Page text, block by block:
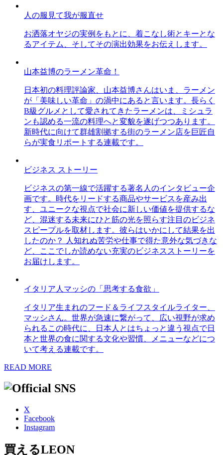
人の服見て我が服直せ
お洒落オヤジの実例をもとに、着こなし術とキーとな
るアイテム、そしてその演出効果をお伝えします。
山本益博のラーメン革命！
日本初の料理評論家、山本益博さんはいま、ラーメン
が「美味しい革命」の渦中にあると言います。長らく
B級グルメとして愛されてきたラーメンは、ミシュラ
ンも認める一流の料理へと変貌を遂げつつあります。
新時代に向けて群雄割拠する街のラーメン店を巨匠自
らが実食リポートする連載です。
ビジネス ストーリー
ビジネスの第一線で活躍する著名人のインタビュー企
画です。時代をリードする商品やサービスを産み出
す、ユニークな視点で社会に新しい価値を提供するな
ど、混迷する未来にひと筋の光を照らす注目のビジネ
スピープルを取材します。彼らはいかにして結果を出
したのか？ 人知れぬ苦労や仕事で得た意外な気づきな
ど、ここでしか読めない充実のビジネスストーリーを
お届けします。
イタリア人マッシの「思考する食欲」
イタリア生まれのフード＆ライフスタイルライター、
マッシさん。世界が急速に繋がって、広い視野が求め
られるこの時代に、日本人とはちょっと違う視点で日
本と世界の食に関する文化や習慣、メニューなどにつ
いて考える連載です。
READ MORE
X
Facebook
Instagram
買えるLEON